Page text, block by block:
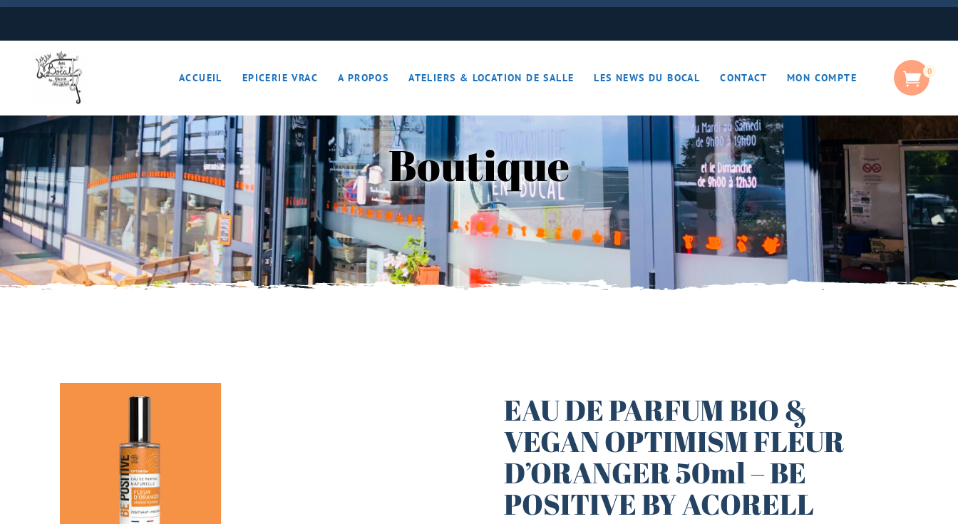
ACCUEIL EPICERIE VRAC
Boulangerie
Boissons
Cave à vins – Bières – Apérotime
Céréales – Graines – Fruits secs
Conserves
Cosmétiques
Crèmerie – Charcutaille
A PROPOS ATELIERS & LOCATION DE SALLE
ON JOUE… ON S’DETEND !!
LES NEWS DU BOCAL CONTACT MON COMPTE 0
Boulangerie
Conserves
Cosmétiques
Crèmerie – Charcutaille
Epices et condiments
Farines
Fruits et légumes (Paniers)
Gourmandises sucrées
Hygiène
Petit déjeuner
ON JOUE… ON S’DETEND !!
Boutique
EAU DE PARFUM BIO &
VEGAN OPTIMISM FLEUR
D’ORANGER 50ml – BE
POSITIVE BY ACORELL